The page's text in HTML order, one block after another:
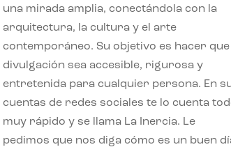
una mirada amplia, conectándola con la
arquitectura, la cultura y el arte
contemporáneo. Su objetivo es hacer que
divulgación sea accesible, rigurosa y
entretenida para cualquier persona. En
cuentas de redes sociales te lo cuenta
muy rápido y se llama La Inercia. Le
pedimos que nos diga cómo es un buen